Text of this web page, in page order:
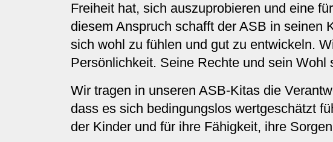
Freiheit hat, sich auszuprobieren und eine
diesem Anspruch schafft der ASB in seinen
sich wohl zu fühlen und gut zu entwickeln.
Persönlichkeit. Seine Rechte und sein
Wir tragen in unseren ASB-Kitas die
dass es sich bedingungslos wertgeschätzt
der Kinder und für ihre Fähigkeit, ihre